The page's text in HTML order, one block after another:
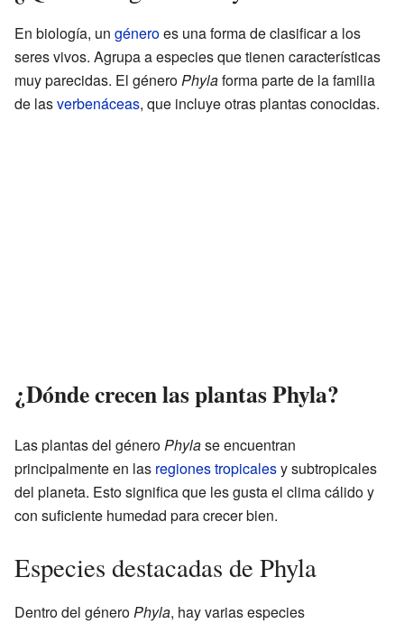
En biología, un géneroes una forma de clasificar a los
seres vivos. Agrupa a especies que tienen características
muy parecidas. El géneroPhylaforma parte de la familia
de lasverbenáceas, que incluye otras plantas conocidas.
¿Dónde crecen las plantas Phyla?
Las plantas del géneroPhylase encuentran
principalmente en las regiones tropicalesy subtropicales
del planeta. Esto significa que les gusta el clima cálido y
con suficiente humedad para crecer bien.
Especies destacadas de Phyla
Dentro del géneroPhyla, hay varias especies